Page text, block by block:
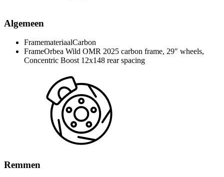
Algemeen
FramemateriaalCarbon
FrameOrbea Wild OMR 2025 carbon frame, 29" wheels,
Concentric Boost 12x148 rear spacing
Remmen